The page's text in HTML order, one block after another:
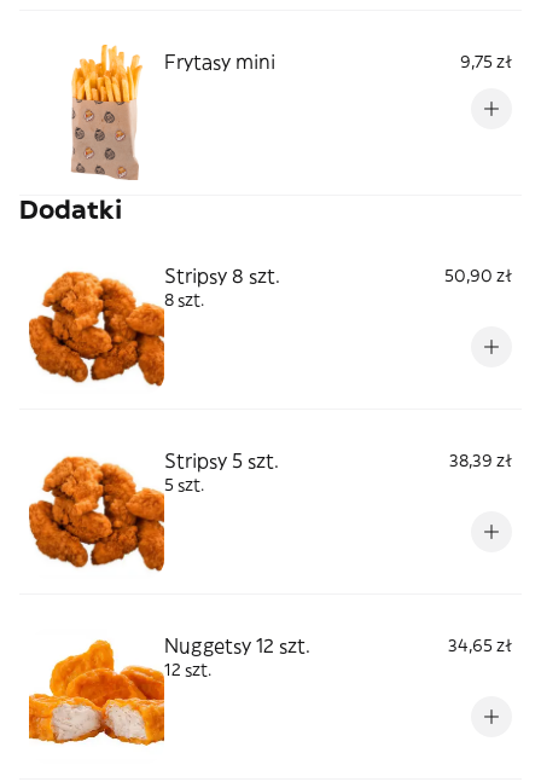
Frytasy mini 9,75 zł
Dodatki
Stripsy 8 szt.
50,90 zł
8 szt.
Stripsy 5 szt.
38,39 zł
5 szt.
Nuggetsy 12 szt.
34,65 zł
12 szt.